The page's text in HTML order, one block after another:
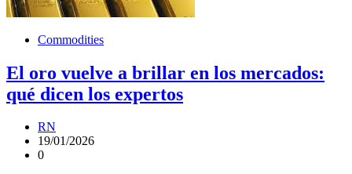
Commodities
El oro vuelve a brillar en los mercados:
qué dicen los expertos
RN
19/01/2026
0